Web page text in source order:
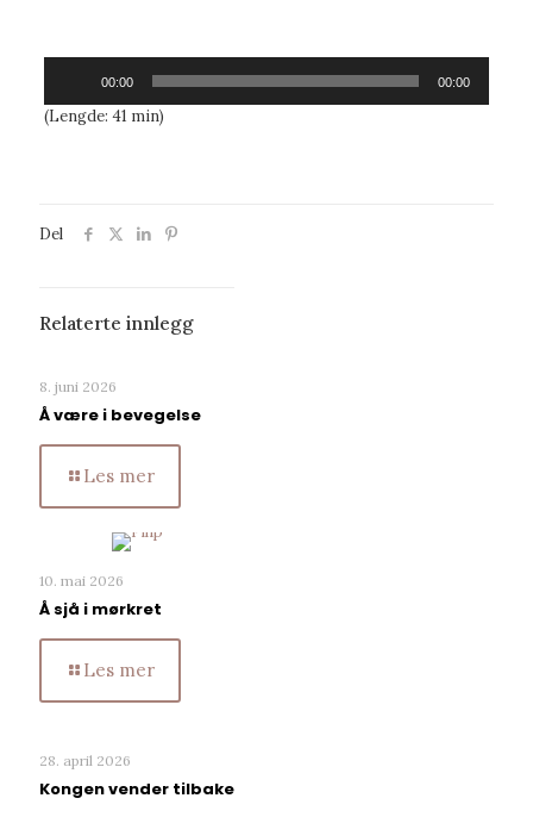
00:00 00:00
(Lengde: 41 min)
Del
Relaterte innlegg
8. juni 2026
Å være i bevegelse
Les mer
10. mai 2026
Å sjå i mørkret
Les mer
28. april 2026
Kongen vender tilbake